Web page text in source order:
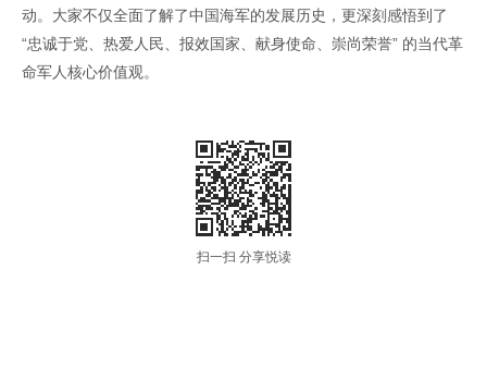
动。大家不仅全面了解了中国海军的发展历史，更深刻感悟到了
“忠诚于党、热爱人民、报效国家、献身使命、崇尚荣誉” 的当代革
命军人核心价值观。
扫一扫 分享悦读